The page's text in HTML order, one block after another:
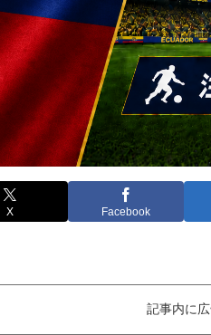
X Facebook
記事内に